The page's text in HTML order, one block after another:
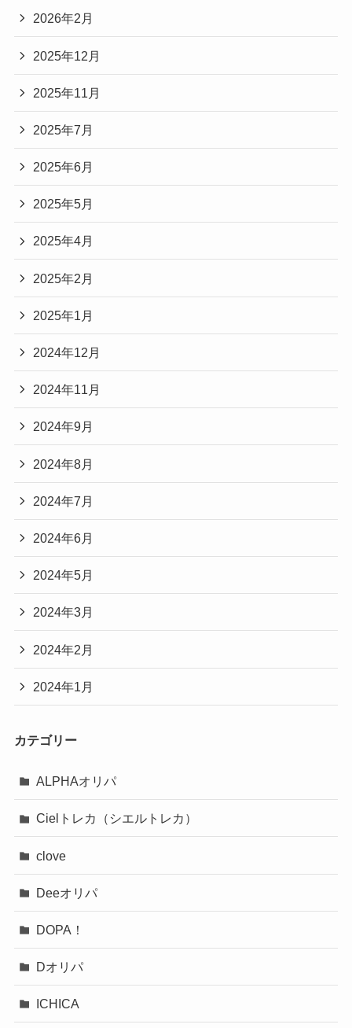
2026年2月
2025年12月
2025年11月
2025年7月
2025年6月
2025年5月
2025年4月
2025年2月
2025年1月
2024年12月
2024年11月
2024年9月
2024年8月
2024年7月
2024年6月
2024年5月
2024年3月
2024年2月
2024年1月
カテゴリー
ALPHAオリパ
Cielトレカ（シエルトレカ）
clove
Deeオリパ
DOPA！
Dオリパ
ICHICA